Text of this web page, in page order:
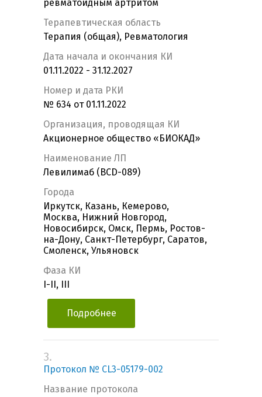
ревматоидным артритом
Терапевтическая область
Терапия (общая), Ревматология
Дата начала и окончания КИ
01.11.2022 - 31.12.2027
Номер и дата РКИ
№ 634 от 01.11.2022
Организация, проводящая КИ
Акционерное общество «БИОКАД»
Наименование ЛП
Левилимаб (BCD-089)
Города
Иркутск, Казань, Кемерово,
Москва, Нижний Новгород,
Новосибирск, Омск, Пермь, Ростов-
на-Дону, Санкт-Петербург, Саратов,
Смоленск, Ульяновск
Фаза КИ
I-II, III
Подробнее
3.
Протокол № CL3-05179-002
Название протокола